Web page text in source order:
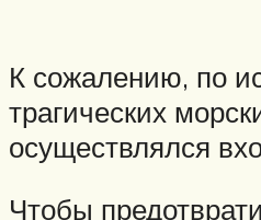
К сожалению, по
трагических
осуществлялся
Чтобы